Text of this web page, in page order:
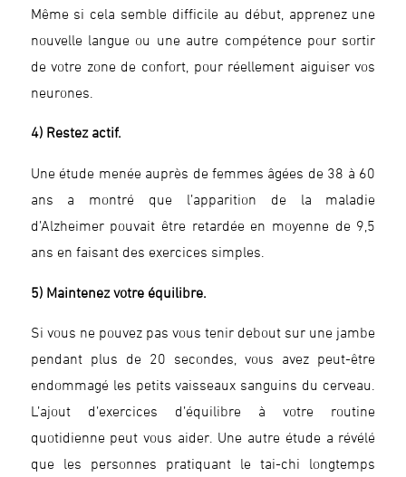
Même si cela semble difficile au début, apprenez une
nouvelle langue ou une autre compétence pour sortir
de votre zone de confort, pour réellement aiguiser vos
neurones.
4) Restez actif.
Une étude menée auprès de femmes âgées de 38 à 60
ans a montré que l’apparition de la maladie
d’Alzheimer pouvait être retardée en moyenne de 9,5
ans en faisant des exercices simples.
5) Maintenez votre équilibre.
Si vous ne pouvez pas vous tenir debout sur une jambe
pendant plus de 20 secondes, vous avez peut-être
endommagé les petits vaisseaux sanguins du cerveau.
L’ajout d’exercices d’équilibre à votre routine
quotidienne peut vous aider. Une autre étude a révélé
que les personnes pratiquant le tai-chi longtemps